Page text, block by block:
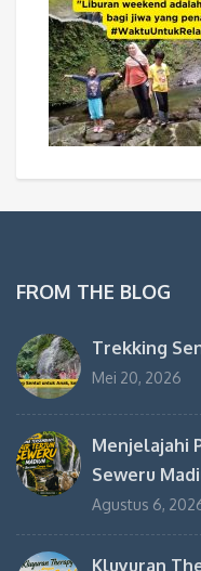
FROM THE BLOG
Trekking
Mei 20, 2026
Menjelajahi
Seweru
Agustus 6,
Kluyuran